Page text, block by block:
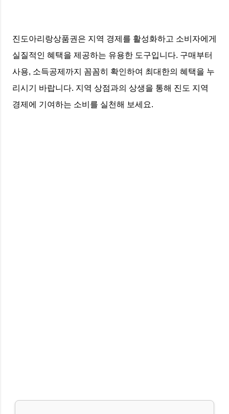
진도아리랑상품권은 지역 경제를 활성화하고 소비자에게
실질적인 혜택을 제공하는 유용한 도구입니다. 구매부터
사용, 소득공제까지 꼼꼼히 확인하여 최대한의 혜택을 누
리시기 바랍니다. 지역 상점과의 상생을 통해 진도 지역
경제에 기여하는 소비를 실천해 보세요.